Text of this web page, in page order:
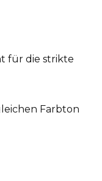
für die strikte
Farbton